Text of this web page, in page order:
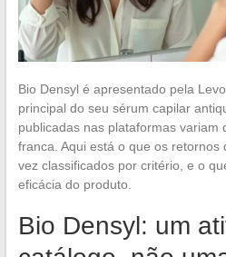
Bio Densyl é apresentado pela
principal do seu sérum capilar
publicadas nas plataformas variam
franca. Aqui está o que os retornos
vez classificados por critério, e o
eficácia do produto.
Bio Densyl: um